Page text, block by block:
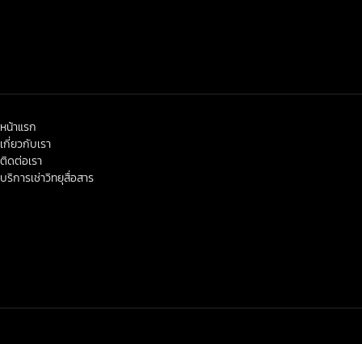
หน้าแรก
เกี่ยวกับเรา
ติดต่อเรา
บริการเช่าวิทยุสื่อสาร